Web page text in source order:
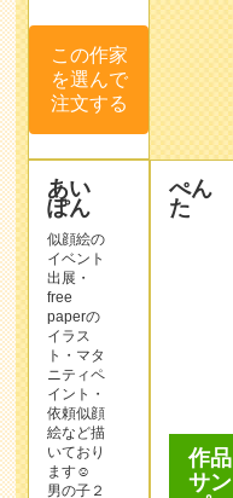
あい
ぽん
似顔絵の
イベント
出展・
free
ト・マタ
ニティペ
イント・
依頼似顔
絵など描
いており
ます☺︎
男の子２
人子育て
中の母で
ございま
す。
自分がも
らって嬉
しいと思
うタッ
ぺん
た
作品